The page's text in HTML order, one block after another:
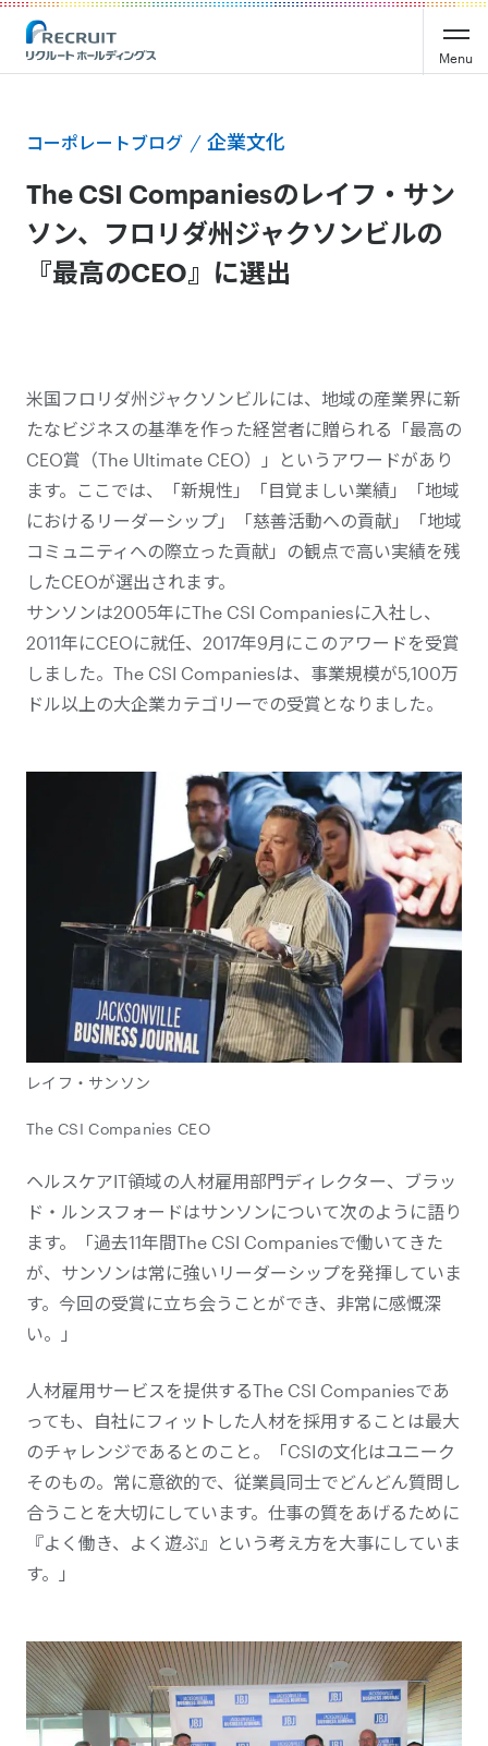
Menu
コーポレートブログ 企業文化
The CSI Companiesのレイフ・サン
ソン、フロリダ州ジャクソンビルの
『最高のCEO』に選出
米国フロリダ州ジャクソンビルには、地域の産業界に新
たなビジネスの基準を作った経営者に贈られる「最高の
CEO賞（The Ultimate CEO）」というアワードがあり
ます。ここでは、「新規性」「目覚ましい業績」「地域
におけるリーダーシップ」「慈善活動への貢献」「地域
コミュニティへの際立った貢献」の観点で高い実績を残
したCEOが選出されます。
サンソンは2005年にThe CSI Companiesに入社し、
2011年にCEOに就任、2017年9月にこのアワードを受賞
しました。The CSI Companiesは、事業規模が5,100万
ドル以上の大企業カテゴリーでの受賞となりました。
レイフ・サンソン
The CSI Companies CEO
ヘルスケアIT領域の人材雇用部門ディレクター、ブラッ
ド・ルンスフォードはサンソンについて次のように語り
ます。「過去11年間The CSI Companiesで働いてきた
が、サンソンは常に強いリーダーシップを発揮していま
す。今回の受賞に立ち会うことができ、非常に感慨深
い。」
人材雇用サービスを提供するThe CSI Companiesであ
っても、自社にフィットした人材を採用することは最大
のチャレンジであるとのこと。「CSIの文化はユニーク
そのもの。常に意欲的で、従業員同士でどんどん質問し
合うことを大切にしています。仕事の質をあげるために
『よく働き、よく遊ぶ』という考え方を大事にしていま
す。」